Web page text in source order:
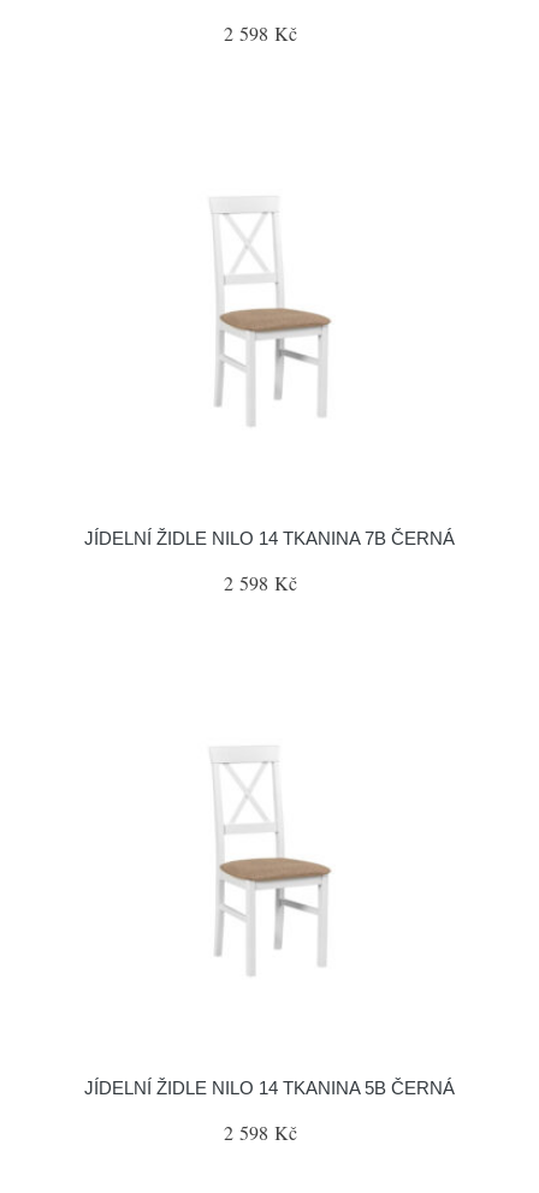
2 598 Kč
JÍDELNÍ ŽIDLE NILO 14 TKANINA 7B ČERNÁ
2 598 Kč
JÍDELNÍ ŽIDLE NILO 14 TKANINA 5B ČERNÁ
2 598 Kč